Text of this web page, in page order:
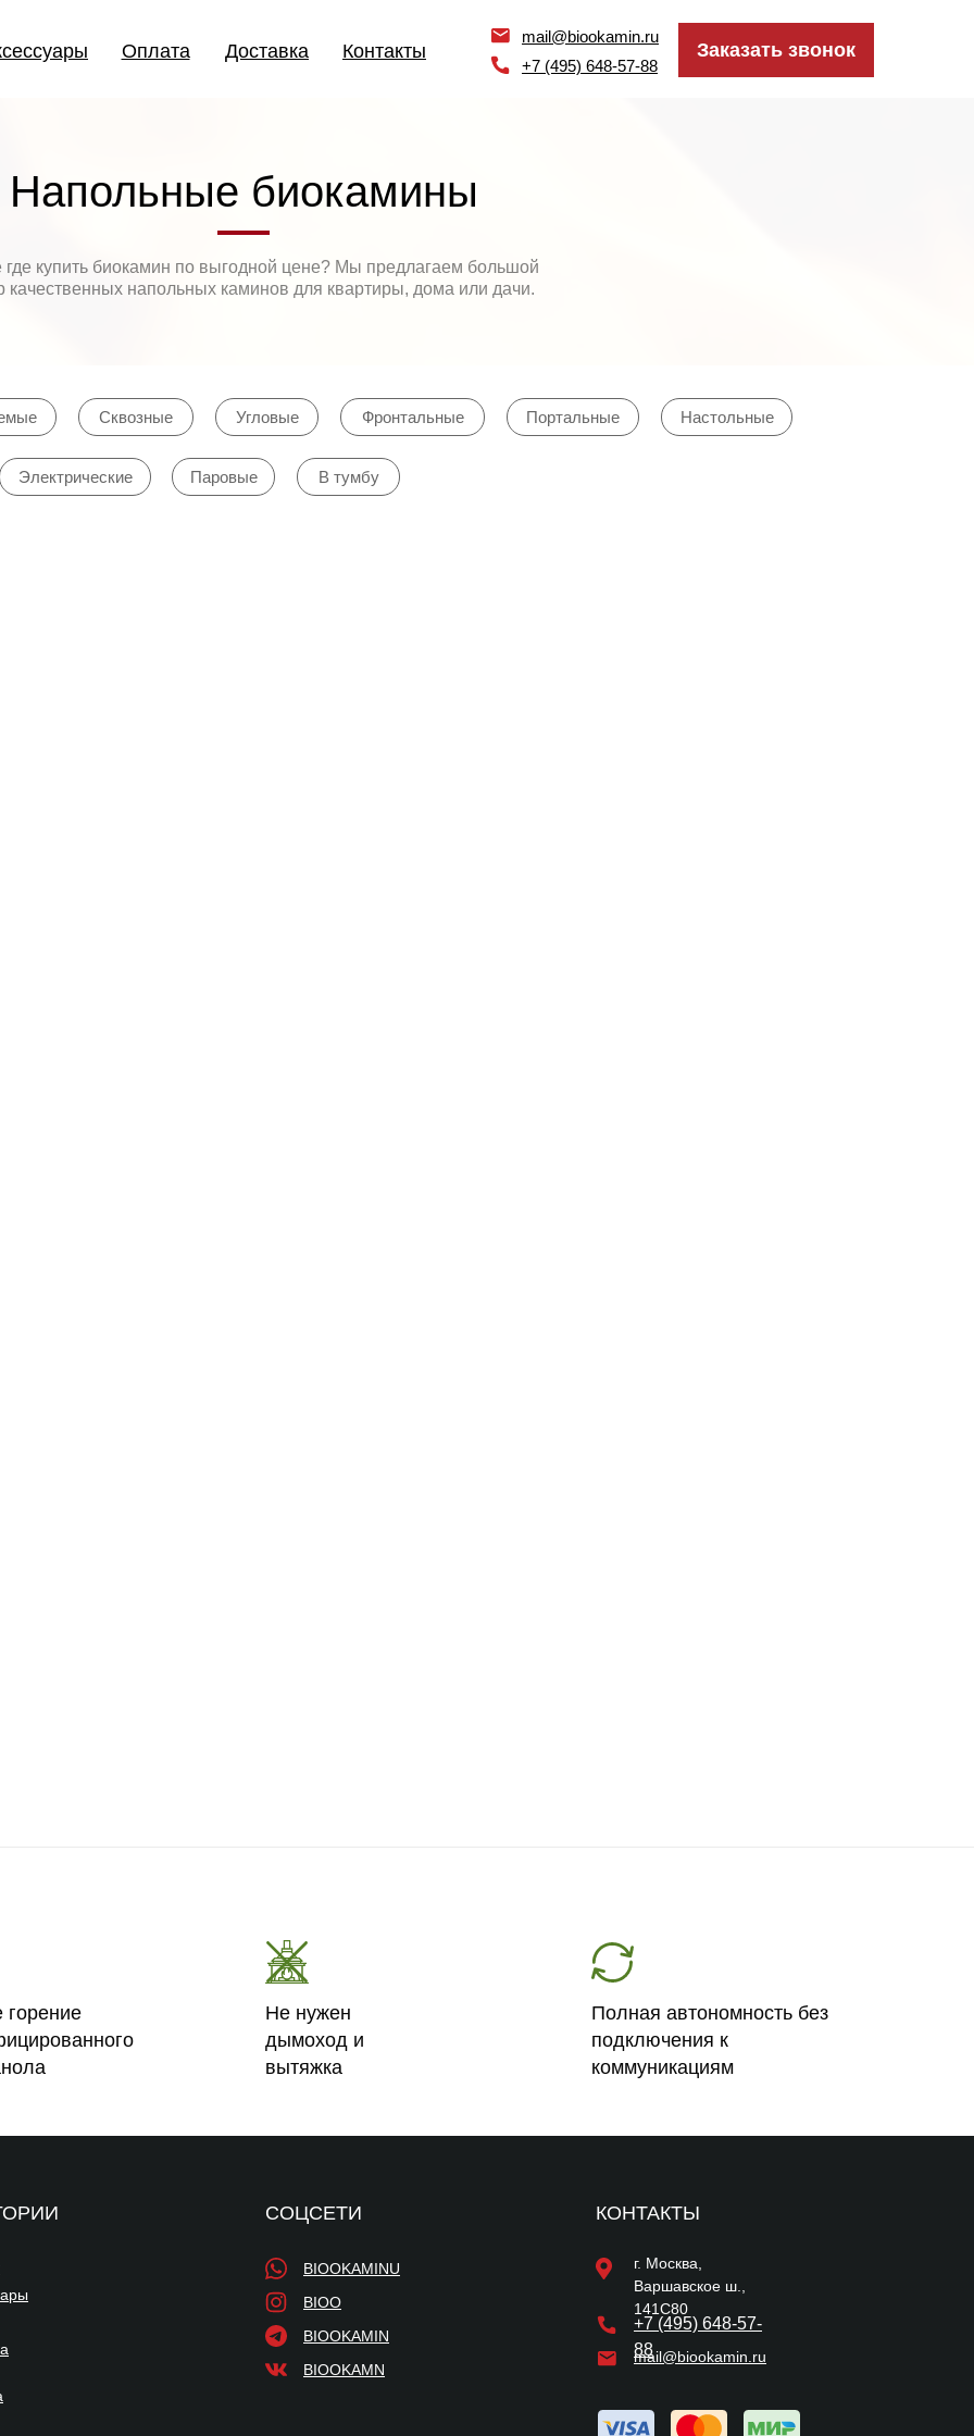
Доставка Контакты
Оплата Заказать звонок
+7 (495) 648-57-88
mail@biookamin.ru
Доставка Контакты
Оплата Заказать звонок
+7 (495) 648-57-88
mail@biookamin.ru
Напольные биокамины
где купить биокамин по выгодной цене? Мы предлагаем большой
качественных напольных каминов для квартиры, дома или дачи.
Сквозные Настольные
Портальные
Угловые Фронтальные
Паровые
Электрические В тумбу
горение
Не нужен
дымоход и
вытяжка
Полная автономность без
подключения к
коммуникациям
КОНТАКТЫ
+7 (495) 648-57-
88
г. Москва,
Варшавское ш.,
141С80
mail@biookamin.ru
СОЦСЕТИ
BIOO
BIOOKAMINU
BIOOKAMIN
BIOOKAMN